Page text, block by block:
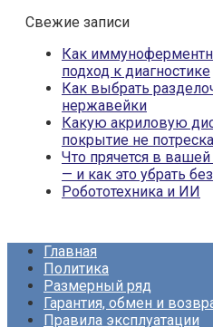
Свежие записи
Как
подход к диагностике
Как выбрать
нержавейки
Какую акриловую
покрытие не
Что прячется в
— и как это убрать
Робототехника и ИИ
Главная
Политика
Размерный ряд
Гарантия, обмен и
Правила эксплуатации